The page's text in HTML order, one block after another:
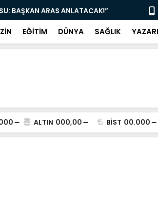
BAŞKAN ARAS ANLATACAK!”
EĞİTİM DÜNYA SAĞLIK
ALTIN 000,00 BİST 00.000